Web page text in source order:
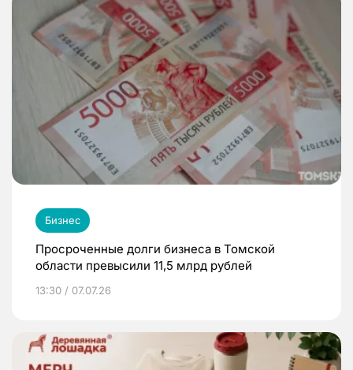
Бизнес
Просроченные долги бизнеса в Томской
области превысили 11,5 млрд рублей
13:30 / 07.07.26